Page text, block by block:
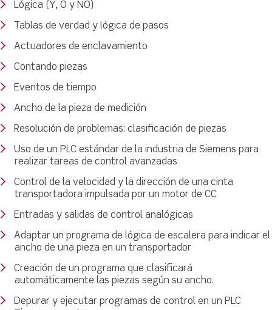
Lógica (Y, O y NO)
Tablas de verdad y lógica de pasos
Actuadores de enclavamiento
Contando piezas
Eventos de tiempo
Ancho de la pieza de medición
Resolución de problemas: clasificación de piezas
Uso de un PLC estándar de la industria de Siemens para
realizar tareas de control avanzadas
Control de la velocidad y la dirección de una cinta
transportadora impulsada por un motor de CC
Entradas y salidas de control analógicas
Adaptar un programa de lógica de escalera para indicar el
ancho de una pieza en un transportador
Creación de un programa que clasificará
automáticamente las piezas según su ancho.
Depurar y ejecutar programas de control en un PLC